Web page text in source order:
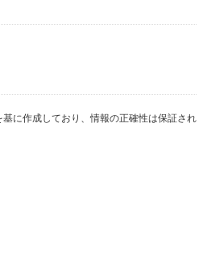
に作成しており、情報の正確性は保証され